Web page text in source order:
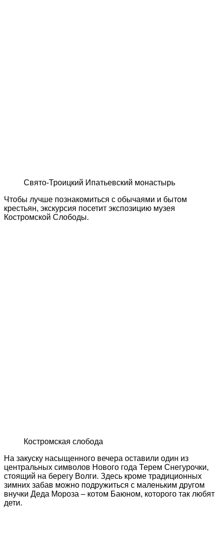
Свято-Троицкий Ипатьевский монастырь
Чтобы лучше познакомиться с обычаями и бытом
крестьян, экскурсия посетит экспозицию музея
Костромской Слободы.
Костромская слобода
На закуску насыщенного вечера оставили один из
центральных символов Нового года Терем Снегурочки,
стоящий на берегу Волги. Здесь кроме традиционных
зимних забав можно подружиться с маленьким другом
внучки Деда Мороза – котом Баюном, которого так любят
дети.